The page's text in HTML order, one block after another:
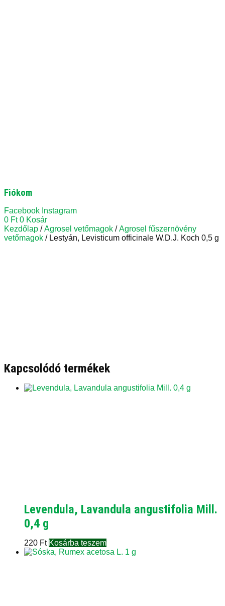
Fiókom
Facebook Instagram
0 Ft 0 Kosár
Kezdőlap /Agrosel vetőmagok /Agrosel fűszernövény
vetőmagok / Lestyán, Levisticum officinale W.D.J. Koch 0,5 g
Kapcsolódó termékek
Levendula, Lavandula angustifolia Mill.
0,4 g
220 Ft Kosárba teszem